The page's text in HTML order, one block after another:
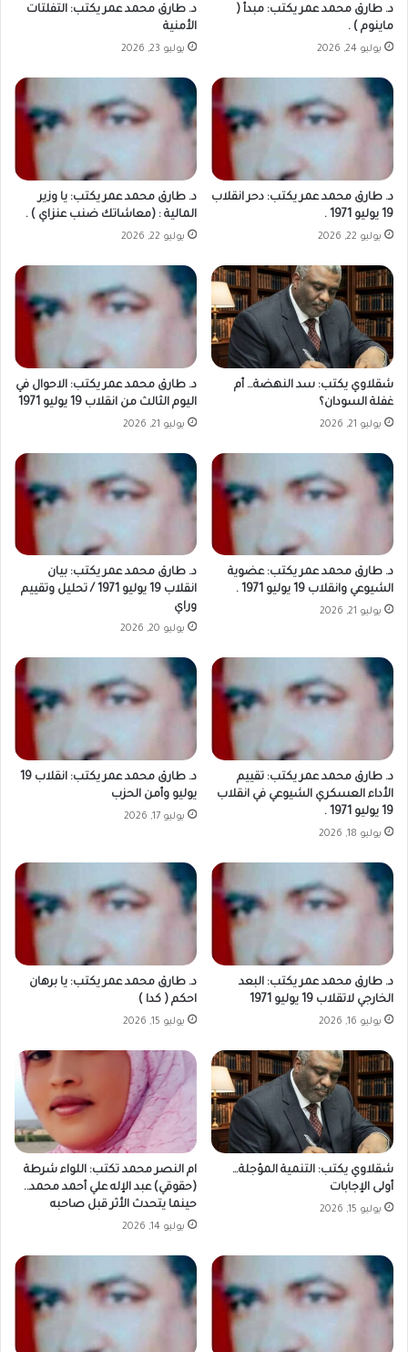
د. طارق محمد عمر يكتب: مبدأ (
ماينوم ) .
يوليو 24, 2026
د. طارق محمد عمر يكتب: التفلتات
الأمنية
يوليو 23, 2026
د. طارق محمد عمر يكتب: دحر انقلاب
19 يوليو 1971 .
يوليو 22, 2026
د. طارق محمد عمر يكتب: يا وزير
المالية : (معاشاتك ضنب عنزاي ) .
يوليو 22, 2026
شقلاوي يكتب: سد النهضة… أم
غفلة السودان؟
يوليو 21, 2026
د. طارق محمد عمر يكتب: الاحوال في
اليوم الثالث من انقلاب 19 يوليو 1971
يوليو 21, 2026
د. طارق محمد عمر يكتب: عضوية
الشيوعي وانقلاب 19 يوليو 1971 .
يوليو 21, 2026
د. طارق محمد عمر يكتب: بيان
انقلاب 19 يوليو 1971 / تحليل وتقييم
وراي
يوليو 20, 2026
د. طارق محمد عمر يكتب: تقييم
الأداء العسكري الشيوعي في انقلاب
19 يوليو 1971 .
يوليو 18, 2026
د. طارق محمد عمر يكتب: انقلاب 19
يوليو وأمن الحزب
يوليو 17, 2026
د. طارق محمد عمر يكتب: البعد
الخارجي لاتقلاب 19 يوليو 1971
يوليو 16, 2026
د. طارق محمد عمر يكتب: يا برهان
احكم ( كدا )
يوليو 15, 2026
شقلاوي يكتب: التنمية المؤجلة…
أولى الإجابات
يوليو 15, 2026
ام النصر محمد تكتب: اللواء شرطة
(حقوقي) عبد الإله علي أحمد محمد..
حينما يتحدث الأثر قبل صاحبه
يوليو 14, 2026